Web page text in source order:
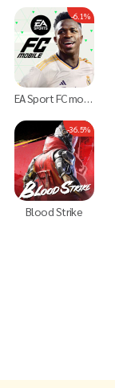
-6.1%
EA Sport FC mobile
-36.5%
Blood Strike